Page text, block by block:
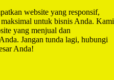
website yang responsif,
untuk bisnis Anda. Kami
yang menjual dan
Jangan tunda lagi, hubungi
Anda!